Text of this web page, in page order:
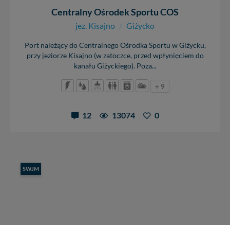
Centralny Ośrodek Sportu COS
jez. Kisajno / Giżycko
Port należący do Centralnego Ośrodka Sportu w Giżycku,
przy jeziorze Kisajno (w zatoczce, przed wpłynięciem do
kanału Giżyckiego). Poza...
+ 9
12 13074 0
SWJM